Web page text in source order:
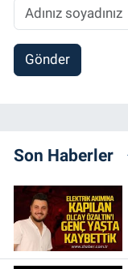
Gönder
Son Haberler